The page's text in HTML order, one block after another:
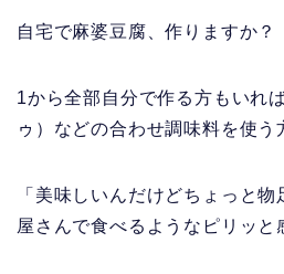
自宅で麻婆豆腐、作りますか？
1から全部自分で作る方もいれ
ゥ）などの合わせ調味料を使う
「美味しいんだけどちょっと
屋さんで食べるようなピリッと